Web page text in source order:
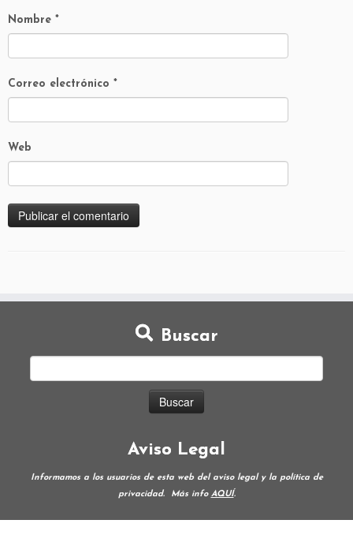
Nombre *
Correo electrónico *
Web
Buscar
Aviso Legal
Informamos a los usuarios de esta web del aviso legal y la política de
privacidad.
Más info AQUÍ.